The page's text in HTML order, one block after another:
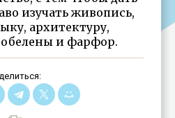
изучать живопись,
архитектуру,
и фарфор.